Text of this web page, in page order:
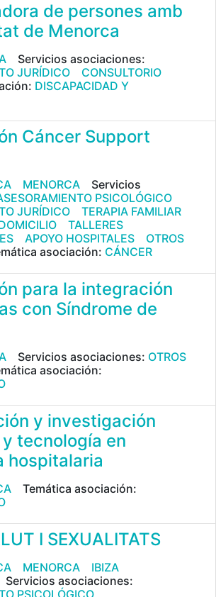
de persones amb
de Menorca
Servicios asociaciones:
JURÍDICO
CONSULTORIO
DISCAPACIDAD Y
Cáncer Support
MENORCA
Servicios
PSICOLÓGICO
JURÍDICO
TERAPIA FAMILIAR
TALLERES
APOYO HOSPITALES
OTROS
asociación: CÁNCER
para la integración
con Síndrome de
Servicios asociaciones: OTROS
asociación:
y investigación
tecnología en
hospitalaria
Temática asociación:
I SEXUALITATS
MENORCA
IBIZA
Servicios asociaciones:
PSICOLÓGICO